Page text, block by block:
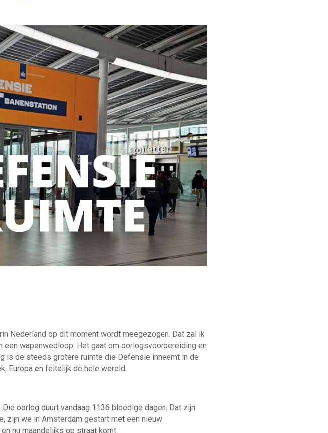
Nederland op dit moment wordt meegezogen. Dat zal ik
een wapenwedloop. Het gaat om oorlogsvoorbereiding en
is de steeds grotere ruimte die Defensie inneemt in de
Europa en feitelijk de hele wereld.
oorlog duurt vandaag 1136 bloedige dagen. Dat zijn
zijn we in Amsterdam gestart met een nieuw
nu maandelijks op straat komt.